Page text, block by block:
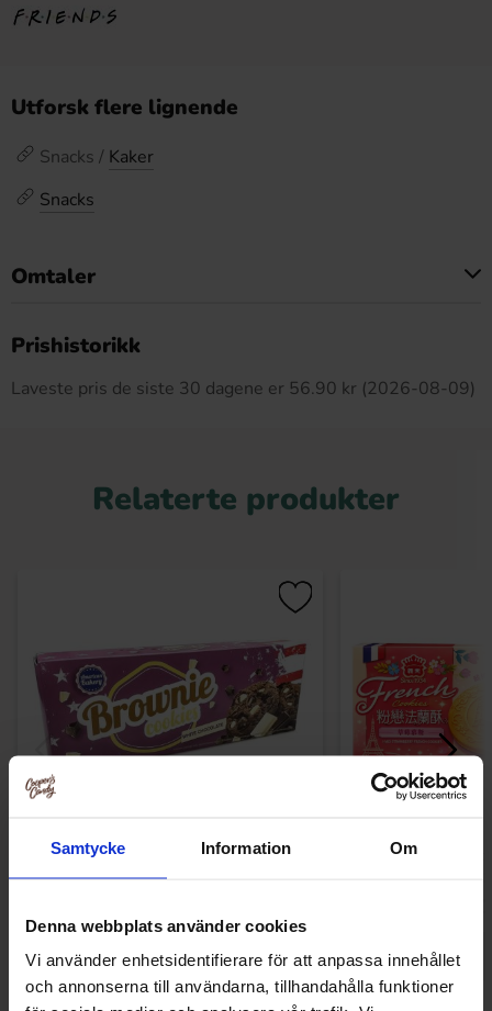
Samtycke Information Om
Denna webbplats använder cookies
Vi använder enhetsidentifierare för att anpassa innehållet
och annonserna till användarna, tillhandahålla funktioner
Utforsk flere lignende
Snacks / Kaker
Snacks
Omtaler
Prishistorikk
Laveste pris de siste 30 dagene er 56.90 kr (2026-08-09)
Relaterte produkter
American Bakery Brownie Cookies
White Chocolate 106g
Kjøp
I Mei French